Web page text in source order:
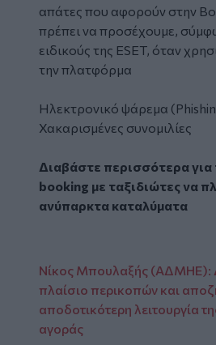
απάτες που αφορούν στην
πρέπει να προσέχουμε,
ειδικούς της ESET, όταν
την πλατφόρμα
Ηλεκτρονικό ψάρεμα
Χακαρισμένες συνομιλίες
Διαβάστε περισσότερα για
booking με ταξιδιώτες να
ανύπαρκτα καταλύματα
Νίκος Μπουλαξής (ΑΔΜΗΕ):
πλαίσιο περικοπών και
αποδοτικότερη λειτουργία
αγοράς